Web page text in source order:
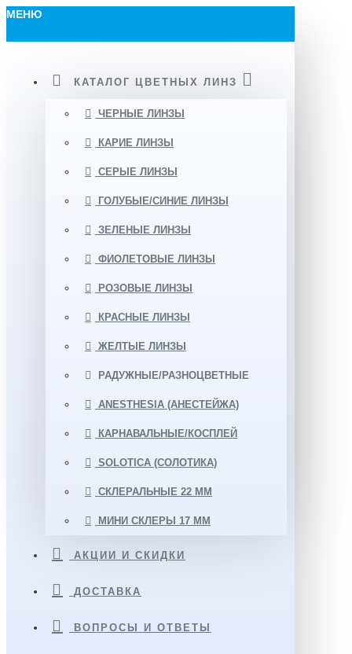
МЕНЮ
КАТАЛОГ ЦВЕТНЫХ ЛИНЗ
ЧЕРНЫЕ ЛИНЗЫ
КАРИЕ ЛИНЗЫ
СЕРЫЕ ЛИНЗЫ
ГОЛУБЫЕ/СИНИЕ ЛИНЗЫ
ЗЕЛЕНЫЕ ЛИНЗЫ
ФИОЛЕТОВЫЕ ЛИНЗЫ
РОЗОВЫЕ ЛИНЗЫ
КРАСНЫЕ ЛИНЗЫ
ЖЕЛТЫЕ ЛИНЗЫ
РАДУЖНЫЕ/РАЗНОЦВЕТНЫЕ
ANESTHESIA (АНЕСТЕЙЖА)
КАРНАВАЛЬНЫЕ/КОСПЛЕЙ
SOLOTICA (СОЛОТИКА)
СКЛЕРАЛЬНЫЕ 22 ММ
МИНИ СКЛЕРЫ 17 ММ
АКЦИИ И СКИДКИ
ДОСТАВКА
ВОПРОСЫ И ОТВЕТЫ